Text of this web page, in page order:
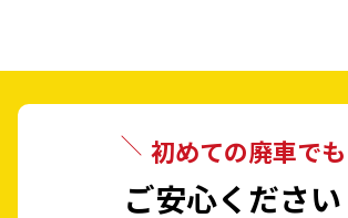
初めての廃車でも
ご安心ください